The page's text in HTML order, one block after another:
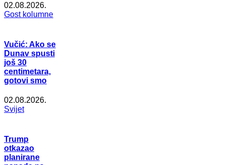
02.08.2026.
Gost kolumne
Vučić: Ako se
Dunav spusti
još 30
centimetara,
gotovi smo
02.08.2026.
Svijet
Trump
otkazao
planirane